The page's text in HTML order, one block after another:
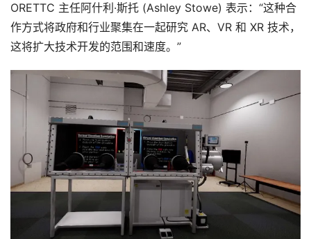
行
业
动
ORETTC 主任阿什利·斯托 (Ashley Stowe) 表示：“这种合
作方式将政府和行业聚集在一起研究 AR、VR 和 XR 技术，
这将扩大技术开发的范围和速度。”